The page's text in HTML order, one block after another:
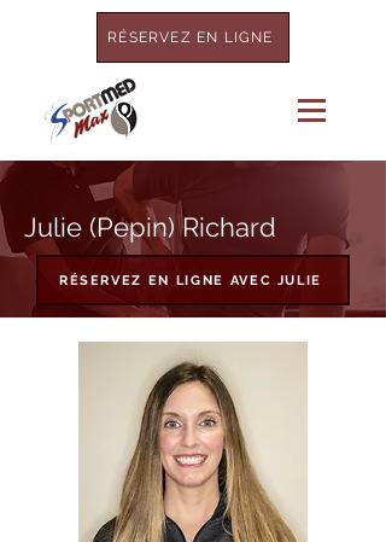
RÉSERVEZ EN LIGNE
Julie (Pepin) Richard
RÉSERVEZ EN LIGNE AVEC JULIE